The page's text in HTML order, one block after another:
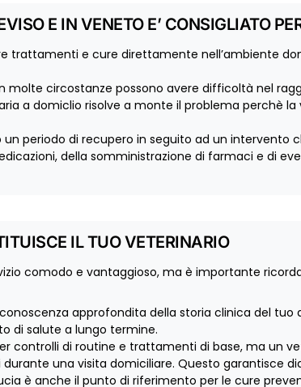
E IN VENETO E’ CONSIGLIATO
trattamenti e cure direttamente nell’ambiente
molte circostanze possono avere difficoltà nel
a domiclio risolve a monte il problema perchè
periodo di recupero in seguito ad un intervento
della somministrazione di farmaci e di
IL TUO VETERINARIO
comodo e vantaggioso, ma è importante
approfondita della storia clinica del tuo
di salute a lungo termine.
controlli di routine e trattamenti di base, ma un
una visita domiciliare. Questo garantisce
è anche il punto di riferimento per le cure